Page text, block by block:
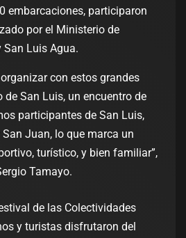
embarcaciones, participaron
por el Ministerio de
San Luis Agua.
con estos grandes
de San Luis, un encuentro de
participantes de San Luis,
Juan, lo que marca un
turístico, y bien familiar”,
Tamayo.
de las Colectividades
y turistas disfrutaron del